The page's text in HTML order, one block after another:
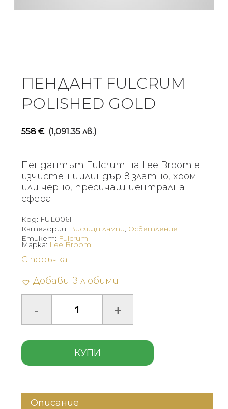
ПЕНДАНТ FULCRUM
POLISHED GOLD
558 € (1,091.35 лв.)
Пендантът Fulcrum на Lee Broom е
изчистен цилиндър в златно, хром
или черно, пресичащ централна
сфера.
Код: FUL0061
Категории: Висящи лампи, Осветление
Етикет: Fulcrum
С поръчка
Добави в любими
КУПИ
Марка: Lee Broom
Описание